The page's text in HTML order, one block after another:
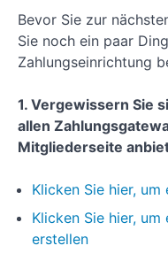
Online-Kurses
mit dem
MemberPress-
Kurs-Add-On
13:
Verwaltung
von
Abonnements
Zahlungen mit
dem
MemberPress-
Bevor Sie zur
Sie noch ein paar
Zahlungseinrichtung
1. Vergewissern Sie
allen
Mitgliederseite
Klicken Sie hier,
Klicken Sie hier,
erstellen